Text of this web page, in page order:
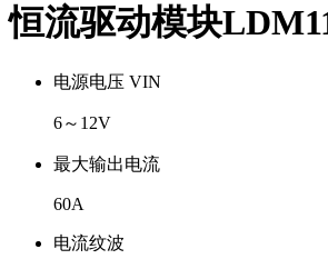
恒流驱动模块
电源电压 VIN
6～12V
最大输出电流
60A
电流纹波